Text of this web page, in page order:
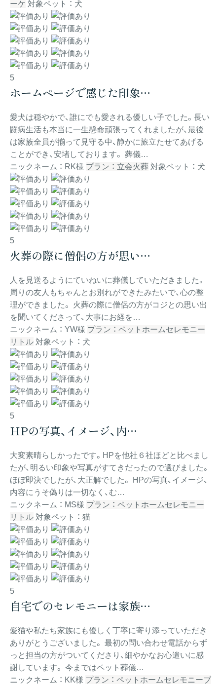
ーケ 対象ペット ： 犬
5
ホームページで感じた印象…
愛犬は穏やかで、誰にでも愛される優しい子でした。長い
闘病生活も本当に一生懸命頑張ってくれましたが、最後
は家族全員が揃って見守る中、静かに旅立たせてあげる
ことができ、安堵しております。 葬儀…
ニックネーム ： RK様 プラン ： 立会火葬 対象ペット ： 犬
5
火葬の際に僧侶の方が思い…
人を見送るようにていねいに葬儀していただきました。
周りの友人もちゃんとお別れができたみたいで、心の整
理ができました。 火葬の際に僧侶の方がコジとの思い出
を聞いてくださって、大事にお経を…
ニックネーム ： YW様 プラン ： ペットホームセレモニー
リトル 対象ペット ： 犬
5
HPの写真、イメージ、内…
大変素晴らしかったです。HPを他社６社ほどと比べまし
たが、明るい印象や写真がすてきだったので選びました。
ほぼ即決でしたが、大正解でした。 HPの写真、イメージ、
内容にうそ偽りは一切なく、む…
ニックネーム ： MS様 プラン ： ペットホームセレモニー
リトル 対象ペット ： 猫
5
自宅でのセレモニーは家族…
愛猫や私たち家族にも優しく丁寧に寄り添っていただき
ありがとうございました。 最初の問い合わせ電話からず
っと担当の方がついてくださり、細やかなお心遣いに感
謝しています。 今まではペット葬儀…
ニックネーム ： KK様 プラン ： ペットホームセレモニーブ